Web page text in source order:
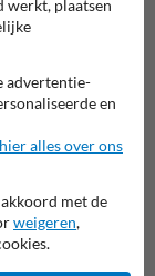
oplossing
zichtbaarheid
paal worden
naar zijn
parkeergarages,
werkt, plaatsen
advertentie-
en
alles over ons
met de
weigeren,